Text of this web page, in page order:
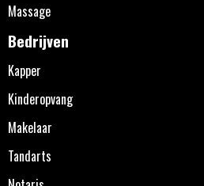
Massage
Bedrijven
Kapper
Kinderopvang
Makelaar
Tandarts